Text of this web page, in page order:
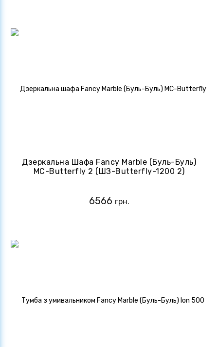
Дзеркальна Шафа Fancy Marble (Буль-Буль)
MC-Butterfly 2 (ШЗ-Butterfly-1200 2)
6566 грн.